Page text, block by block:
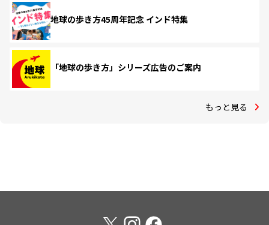
地球の歩き方45周年記念 インド特集
「地球の歩き方」シリーズ広告のご案内
もっと見る